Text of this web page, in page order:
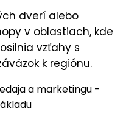
dverí alebo
v oblastiach, kde
vzťahy s
k regiónu.
a marketingu -